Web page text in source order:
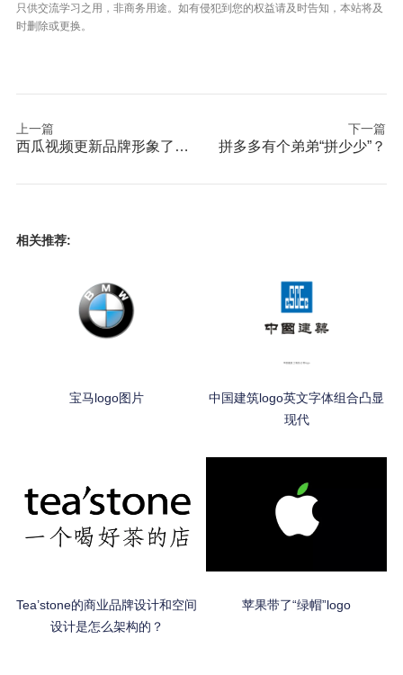
只供交流学习之用，非商务用途。如有侵犯到您的权益请及时告知，本站将及
时删除或更换。
上一篇
西瓜视频更新品牌形象了，看起来心情好多了
下一篇
拼多多有个弟弟“拼少少”？
相关推荐:
宝马logo图片
中国建筑logo英文字体组合凸显
现代
Tea’stone的商业品牌设计和空间
设计是怎么架构的？
苹果带了“绿帽”logo